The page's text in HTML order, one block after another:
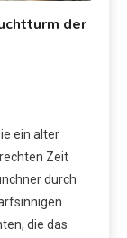
der
ein alter
Zeit
durch
die das